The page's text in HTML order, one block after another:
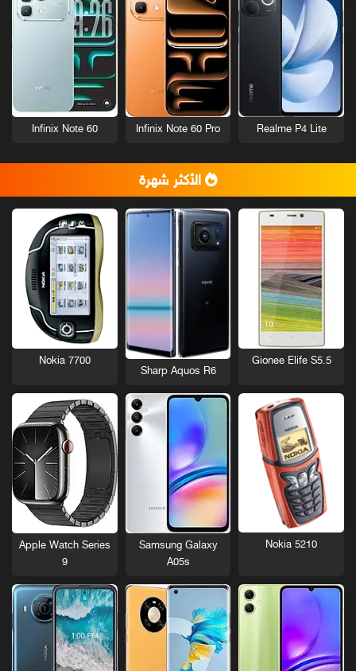
Realme P4 Lite
Infinix Note 60 Pro
Infinix Note 60
الأكثر شهرة
Gionee Elife S5.5
Sharp Aquos R6
Nokia 7700
Nokia 5210
Samsung Galaxy
A05s
Apple Watch Series
9